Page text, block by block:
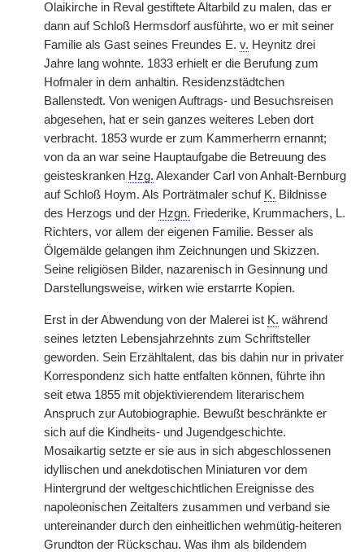
Olaikirche in Reval gestiftete Altarbild zu malen, das er
dann auf Schloß Hermsdorf ausführte, wo er mit seiner
Familie als Gast seines Freundes E. v. Heynitz drei
Jahre lang wohnte. 1833 erhielt er die Berufung zum
Hofmaler in dem anhaltin. Residenzstädtchen
Ballenstedt. Von wenigen Auftrags- und Besuchsreisen
abgesehen, hat er sein ganzes weiteres Leben dort
verbracht. 1853 wurde er zum Kammerherrn ernannt;
von da an war seine Hauptaufgabe die Betreuung des
geisteskranken Hzg. Alexander Carl von Anhalt-Bernburg
auf Schloß Hoym. Als Porträtmaler schuf K. Bildnisse
des Herzogs und der Hzgn. Friederike, Krummachers, L.
Richters, vor allem der eigenen Familie. Besser als
Ölgemälde gelangen ihm Zeichnungen und Skizzen.
Seine religiösen Bilder, nazarenisch in Gesinnung und
Darstellungsweise, wirken wie erstarrte Kopien.
Erst in der Abwendung von der Malerei ist K. während
seines letzten Lebensjahrzehnts zum Schriftsteller
geworden. Sein Erzähltalent, das bis dahin nur in privater
Korrespondenz sich hatte entfalten können, führte ihn
seit etwa 1855 mit objektivierendem literarischem
Anspruch zur Autobiographie. Bewußt beschränkte er
sich auf die Kindheits- und Jugendgeschichte.
Mosaikartig setzte er sie aus in sich abgeschlossenen
idyllischen und anekdotischen Miniaturen vor dem
Hintergrund der weltgeschichtlichen Ereignisse des
napoleonischen Zeitalters zusammen und verband sie
untereinander durch den einheitlichen wehmütig-heiteren
Grundton der Rückschau. Was ihm als bildendem